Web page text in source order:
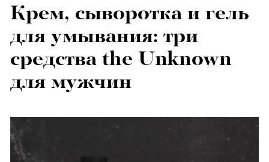
Крем, сыворотка и гель
для умывания: три
средства the Unknown
для мужчин